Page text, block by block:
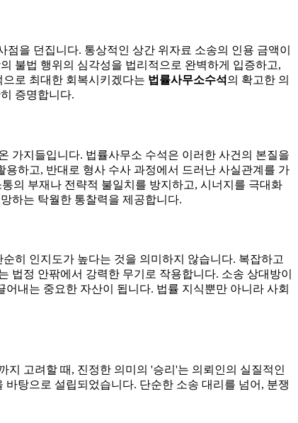
을 던집니다. 통상적인 상간 위자료 소송의 인용 금액이
불법 행위의 심각성을 법리적으로 완벽하게 입증하고,
로 최대한 회복시키겠다는 법률사무소수석 의 확고한 의
증명합니다.
가지들입니다. 법률사무소 수석은 이러한 사건의 본질을
하고, 반대로 형사 수사 과정에서 드러난 사실관계를 가
의 부재나 전략적 불일치를 방지하고, 시너지를 극대화
하는 탁월한 통찰력을 제공합니다.
히 인지도가 높다는 것을 의미하지 않습니다. 복잡하고
법정 안팎에서 강력한 무기로 작용합니다. 소송 상대방이
내는 중요한 자산이 됩니다. 법률 지식뿐만 아니라 사회
고려할 때, 진정한 의미의 '승리'는 의뢰인의 실질적인
바탕으로 설립되었습니다. 단순한 소송 대리를 넘어, 분쟁